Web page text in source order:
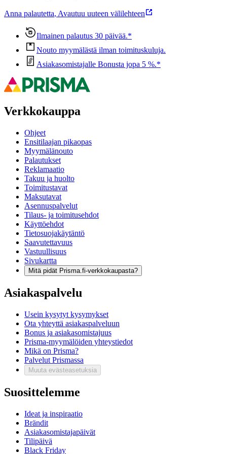
Anna palautetta, Avautuu uuteen välilehteen
Ilmainen palautus 30 päivää.*
Nouto myymälästä ilman toimituskuluja.
Asiakasomistajalle Bonusta jopa 5 %.*
Verkkokauppa
Ohjeet
Ensitilaajan pikaopas
Myymälänouto
Palautukset
Reklamaatio
Takuu ja huolto
Toimitustavat
Maksutavat
Asennuspalvelut
Tilaus- ja toimitusehdot
Käyttöehdot
Tietosuojakäytäntö
Saavutettavuus
Vastuullisuus
Sivukartta
Mitä pidät Prisma.fi-verkkokaupasta?
Asiakaspalvelu
Usein kysytyt kysymykset
Ota yhteyttä asiakaspalveluun
Bonus ja asiakasomistajuus
Prisma-myymälöiden yhteystiedot
Mikä on Prisma?
Palvelut Prismassa
Muuta evästeasetuksia
Suosittelemme
Ideat ja inspiraatio
Brändit
Asiakasomistajapäivät
Tilipäivä
Black Friday